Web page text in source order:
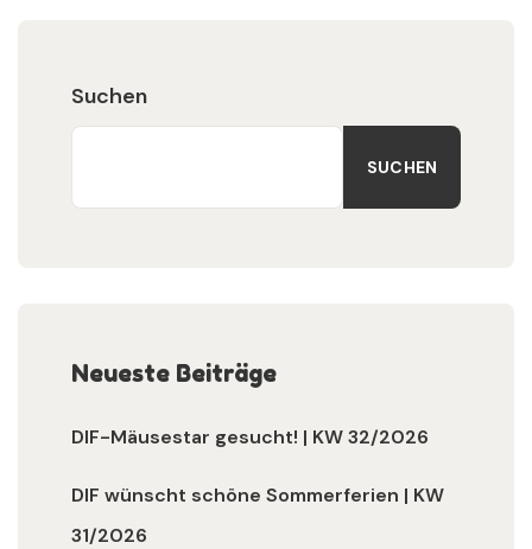
Suchen
SUCHEN
Neueste Beiträge
DIF-Mäusestar gesucht! | KW 32/2026
DIF wünscht schöne Sommerferien | KW
31/2026